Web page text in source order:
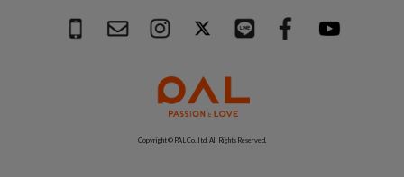
Copyright © PAL Co.,ltd. All Rights Reserved.